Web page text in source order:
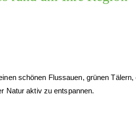
schönen Flussauen, grünen
Natur aktiv zu entspannen.